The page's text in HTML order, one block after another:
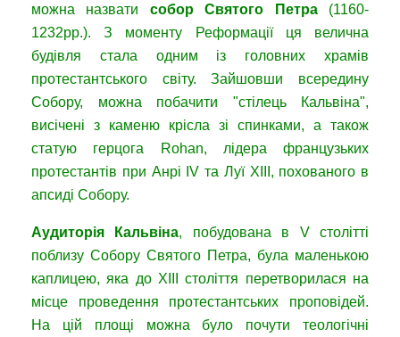
можна назвати собор Святого Петра(1160-
1232рр.). З моменту Реформації ця велична
будівля стала одним із головних храмів
протестантського світу. Зайшовши всередину
Собору, можна побачити "стілець Кальвіна",
висічені з каменю крісла зі спинками, а також
статую герцога Rohan, лідера французьких
протестантів при Анрі IV та Луї XIII, похованого в
апсиді Собору.
Аудиторія Кальвіна, побудована в V столітті
поблизу Собору Святого Петра, була маленькою
каплицею, яка до XIII століття перетворилася на
місце проведення протестантських проповідей.
На цій площі можна було почути теологічні